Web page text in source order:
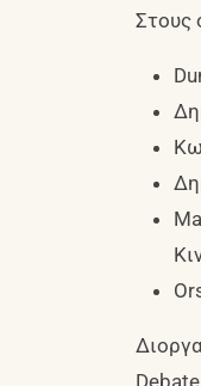
Στους